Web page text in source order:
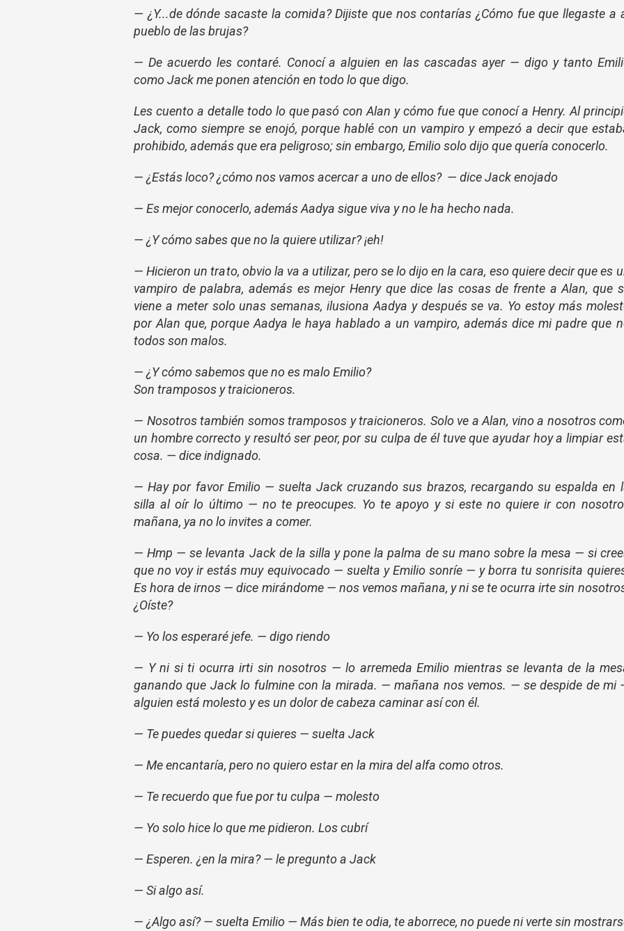
— ¿Y...de dónde sacaste la comida? Dijiste que nos contarías ¿Cómo fue que llegaste a
pueblo de las brujas?
— De acuerdo les contaré. Conocí a alguien en las cascadas ayer — digo y tanto
como Jack me ponen atención en todo lo que digo.
Les cuento a detalle todo lo que pasó con Alan y cómo fue que conocí a Henry. Al
Jack, como siempre se enojó, porque hablé con un vampiro y empezó a decir que
prohibido, además que era peligroso; sin embargo, Emilio solo dijo que quería conocerlo.
— ¿Estás loco? ¿cómo nos vamos acercar a uno de ellos? — dice Jack enojado
— Es mejor conocerlo, además Aadya sigue viva y no le ha hecho nada.
— ¿Y cómo sabes que no la quiere utilizar? ¡eh!
— Hicieron un trato, obvio la va a utilizar, pero se lo dijo en la cara, eso quiere decir que es
vampiro de palabra, además es mejor Henry que dice las cosas de frente a Alan, que
viene a meter solo unas semanas, ilusiona Aadya y después se va. Yo estoy más
por Alan que, porque Aadya le haya hablado a un vampiro, además dice mi padre que
todos son malos.
— ¿Y cómo sabemos que no es malo Emilio?
Son tramposos y traicioneros.
— Nosotros también somos tramposos y traicioneros. Solo ve a Alan, vino a nosotros
un hombre correcto y resultó ser peor, por su culpa de él tuve que ayudar hoy a limpiar
cosa. — dice indignado.
— Hay por favor Emilio — suelta Jack cruzando sus brazos, recargando su espalda en
silla al oír lo último — no te preocupes. Yo te apoyo y si este no quiere ir con
mañana, ya no lo invites a comer.
— Hmp — se levanta Jack de la silla y pone la palma de su mano sobre la mesa — si
que no voy ir estás muy equivocado — suelta y Emilio sonríe — y borra tu sonrisita
Es hora de irnos — dice mirándome — nos vemos mañana, y ni se te ocurra irte sin
¿Oíste?
— Yo los esperaré jefe. — digo riendo
— Y ni si ti ocurra irti sin nosotros — lo arremeda Emilio mientras se levanta de la
ganando que Jack lo fulmine con la mirada. — mañana nos vemos. — se despide de mi
alguien está molesto y es un dolor de cabeza caminar así con él.
— Te puedes quedar si quieres — suelta Jack
— Me encantaría, pero no quiero estar en la mira del alfa como otros.
— Te recuerdo que fue por tu culpa — molesto
— Yo solo hice lo que me pidieron. Los cubrí
— Esperen. ¿en la mira? — le pregunto a Jack
— Si algo así.
— ¿Algo así? — suelta Emilio — Más bien te odia, te aborrece, no puede ni verte sin